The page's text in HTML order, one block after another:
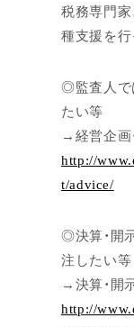
税務専門
種支援を行
◎監査人で
たい等
→経営企画
http://
t/advice/
◎決算・開
注したい等
→決算・開
http://